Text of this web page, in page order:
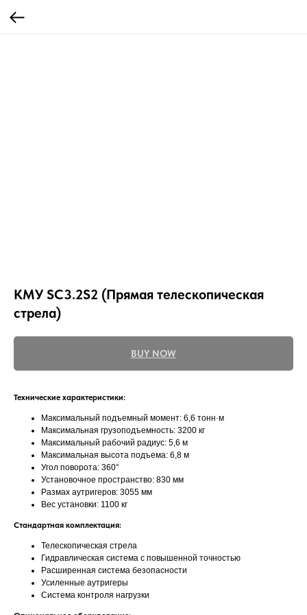
КМУ SC3.2S2 (Прямая телескопическая
стрела)
BUY NOW
Технические характеристики:
Максимальный подъемный момент: 6,6 тонн·м
Максимальная грузоподъемность: 3200 кг
Максимальный рабочий радиус: 5,6 м
Максимальная высота подъема: 6,8 м
Угол поворота: 360°
Установочное пространство: 830 мм
Размах аутригеров: 3055 мм
Вес установки: 1100 кг
Стандартная комплектация:
Телескопическая стрела
Гидравлическая система с повышенной точностью
Расширенная система безопасности
Усиленные аутригеры
Система контроля нагрузки